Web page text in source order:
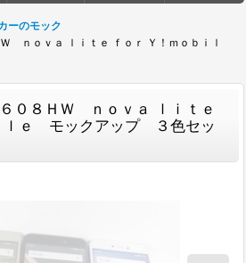
ーのモック
ｎｏｖａ ｌｉｔｅ ｆｏｒ Ｙ！ｍｏｂｉｌ
０８ＨＷ ｎｏｖａ ｌｉｔｅ
ｌｅ モックアップ ３色セッ